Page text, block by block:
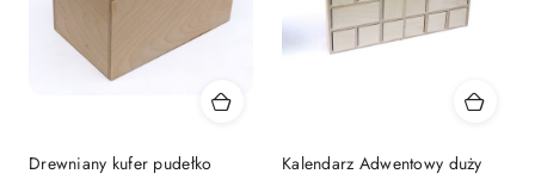
Drewniany kufer pudełko
Kalendarz Adwentowy duży